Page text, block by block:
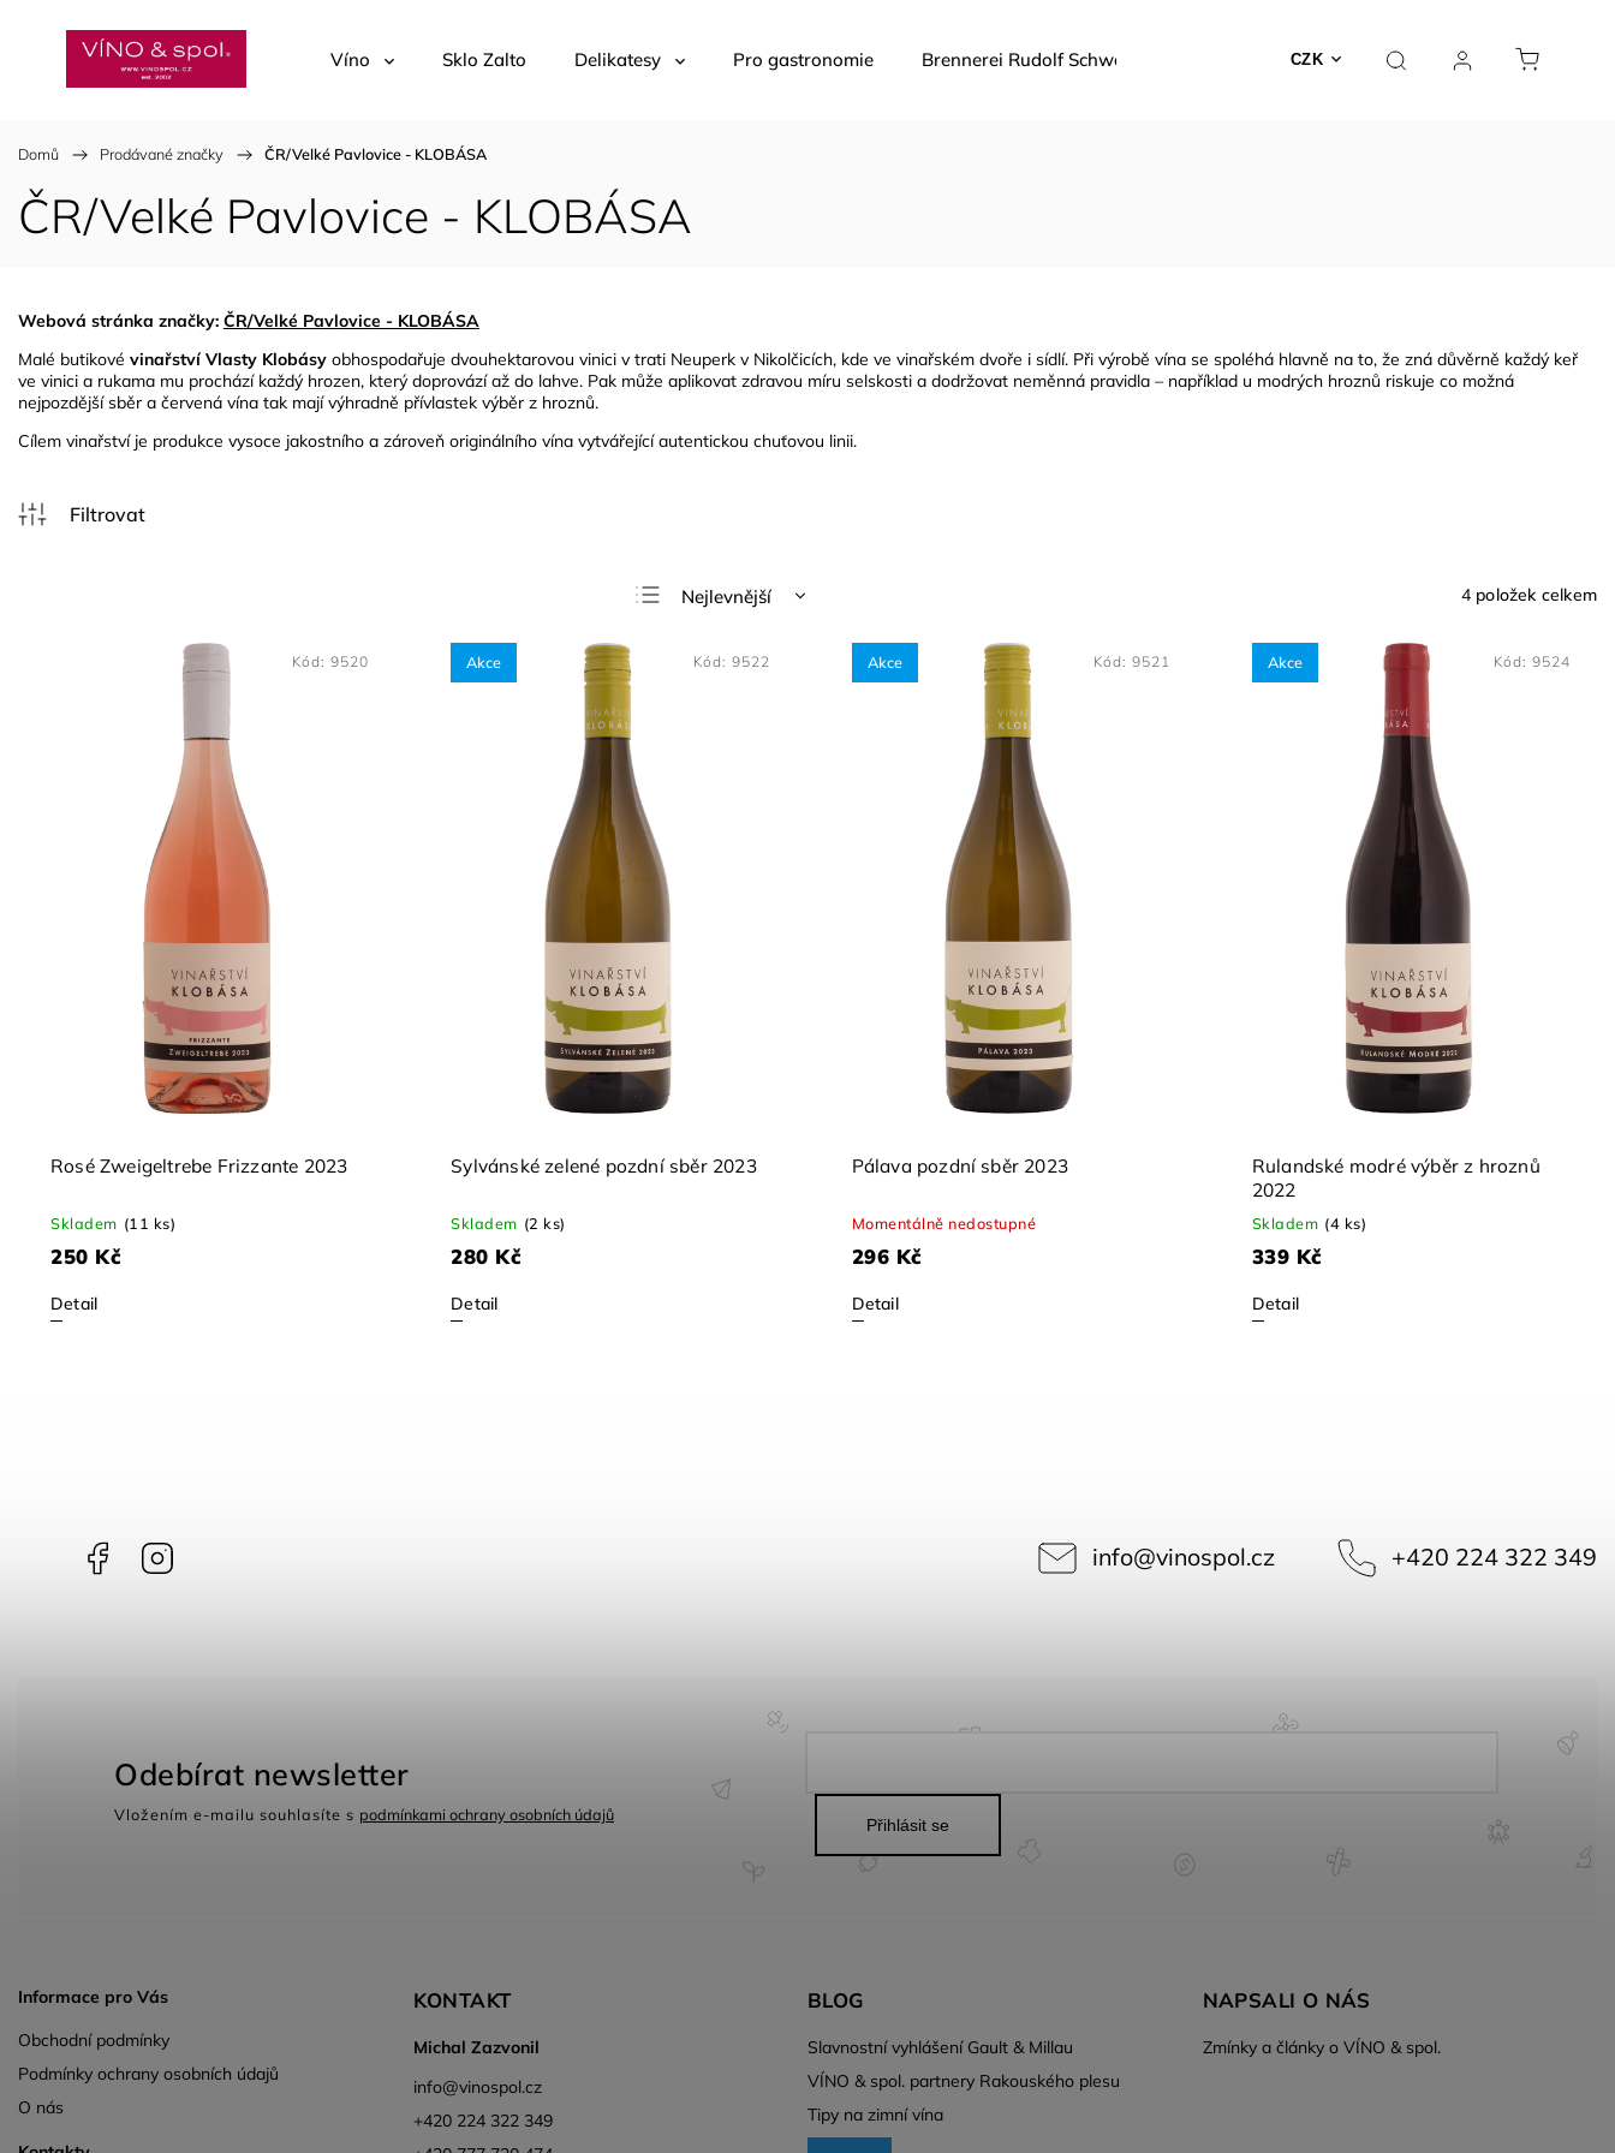
CZK
Víno Sklo Zalto Delikatesy Pro gastronomie Brennerei Rudolf Schwarzer Dárky a poukazy Kontakty
Domů / Prodávané značky / ČR/Velké Pavlovice - KLOBÁSA
ČR/Velké Pavlovice - KLOBÁSA
Webová stránka značky: ČR/Velké Pavlovice - KLOBÁSA
Malé butikové vinařství Vlasty Klobásy obhospodařuje dvouhektarovou vinici v trati Neuperk v Nikolčicích, kde ve vinařském dvoře i sídlí. Při výrobě vína se spoléhá hlavně na to, že zná důvěrně každý keř
ve vinici a rukama mu prochází každý hrozen, který doprovází až do lahve. Pak může aplikovat zdravou míru selskosti a dodržovat neměnná pravidla – například u modrých hroznů riskuje co možná
nejpozdější sběr a červená vína tak mají výhradně přívlastek výběr z hroznů.
Cílem vinařství je produkce vysoce jakostního a zároveň originálního vína vytvářející autentickou chuťovou linii.
Nejlevnější
Nejprodávanější
4položek celkem
Rosé Zweigeltrebe Frizzante 2023
Skladem (11 ks)
250 Kč
Detail
Kód:9520 Akce
Sylvánské zelené pozdní sběr 2023
Skladem (2 ks)
280 Kč
Detail
Kód: 9522 Akce
Pálava pozdní sběr 2023
Momentálně nedostupné
296 Kč
Detail
Kód: 9521 Akce
Rulandské modré výběr z hroznů
2022
Skladem (4 ks)
339 Kč
Detail
Kód: 9524
Facebook info@vinospol.cz +420 224 322 349
Odebírat newsletter
Vložením e-mailu souhlasíte s podmínkami ochrany osobních údajů
Přihlásit se
Informace pro Vás
Obchodní podmínky
Podmínky ochrany osobních údajů
O nás
KONTAKT
Michal Zazvonil
info@vinospol.cz
+420 224 322 349
BLOG
Slavnostní vyhlášení Gault & Millau
VÍNO & spol. partnery Rakouského plesu
Tipy na zimní vína
NAPSALI O NÁS
Zmínky a články o VÍNO & spol.